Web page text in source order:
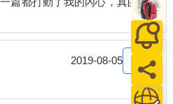
裡浮現我的三個妹妹的臉，我無法
我會是什麼樣子，真的，現在坐在
字，我都覺得自己還坐在昨晚她
在我已走回明亮的天光裡，但只
如果是我失去了一個妹妹，我就
出眼眶。
的時候，我們會聊一些我弟以前做
2019-08-05 分享